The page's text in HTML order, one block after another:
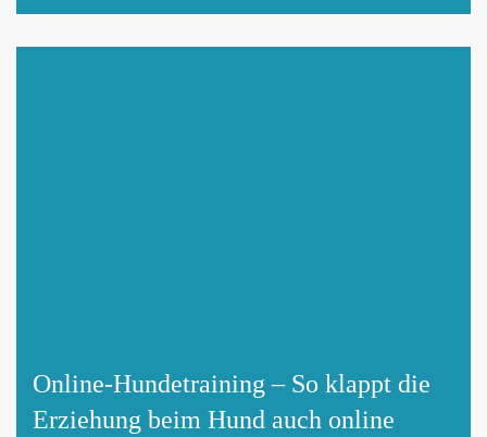
Online-Hundetraining – So klappt die
Erziehung beim Hund auch online